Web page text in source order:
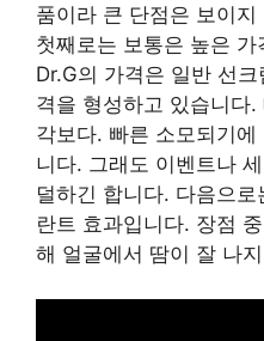
품이라 큰 단점은 보이
첫째로는 보통은 높은
Dr.G의 가격은 일반 선
격을 형성하고 있습니다
각보다. 빠른 소모되기
니다. 그래도 이벤트나
덜하긴 합니다. 다음으
란트 효과입니다. 장점
해 얼굴에서 땀이 잘 나